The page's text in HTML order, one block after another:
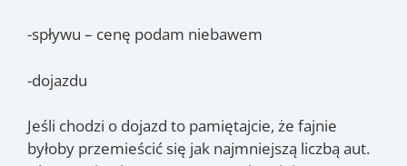
-spływu – cenę podam niebawem
-dojazdu
Jeśli chodzi o dojazd to pamiętajcie, że fajnie
byłoby przemieścić się jak najmniejszą liczbą aut.